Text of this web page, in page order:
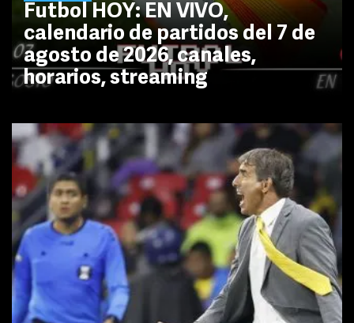
Futbol HOY: EN VIVO,
calendario de partidos del 7 de
agosto de 2026, canales,
horarios, streaming